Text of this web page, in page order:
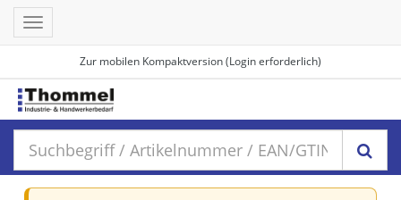
Zur mobilen Kompaktversion (Login erforderlich)
Toggle
navigation